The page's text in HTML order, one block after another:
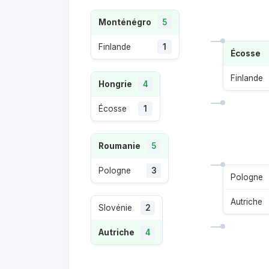
Monténégro 5
Finlande 1
Hongrie 4
Écosse 1
Roumanie 5
Pologne 3
Slovénie 2
Autriche 4
Écosse
Finlande
Pologne
Autriche